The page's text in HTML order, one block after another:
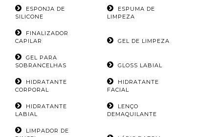
ESPONJA DE
SILICONE
ESPUMA DE
LIMPEZA
FINALIZADOR
CAPILAR
GEL DE LIMPEZA
GEL PARA
SOBRANCELHAS
GLOSS LABIAL
HIDRATANTE
CORPORAL
HIDRATANTE
FACIAL
HIDRATANTE
LABIAL
LENÇO
DEMAQUILANTE
LIMPADOR DE